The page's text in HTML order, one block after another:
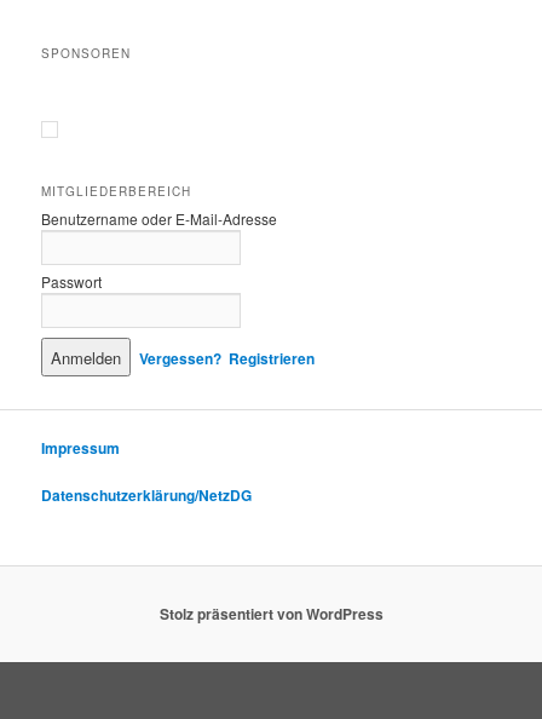
SPONSOREN
MITGLIEDERBEREICH
Benutzername oder E-Mail-Adresse
Passwort
Vergessen? Registrieren
Impressum
Datenschutzerklärung/NetzDG
Stolz präsentiert von WordPress